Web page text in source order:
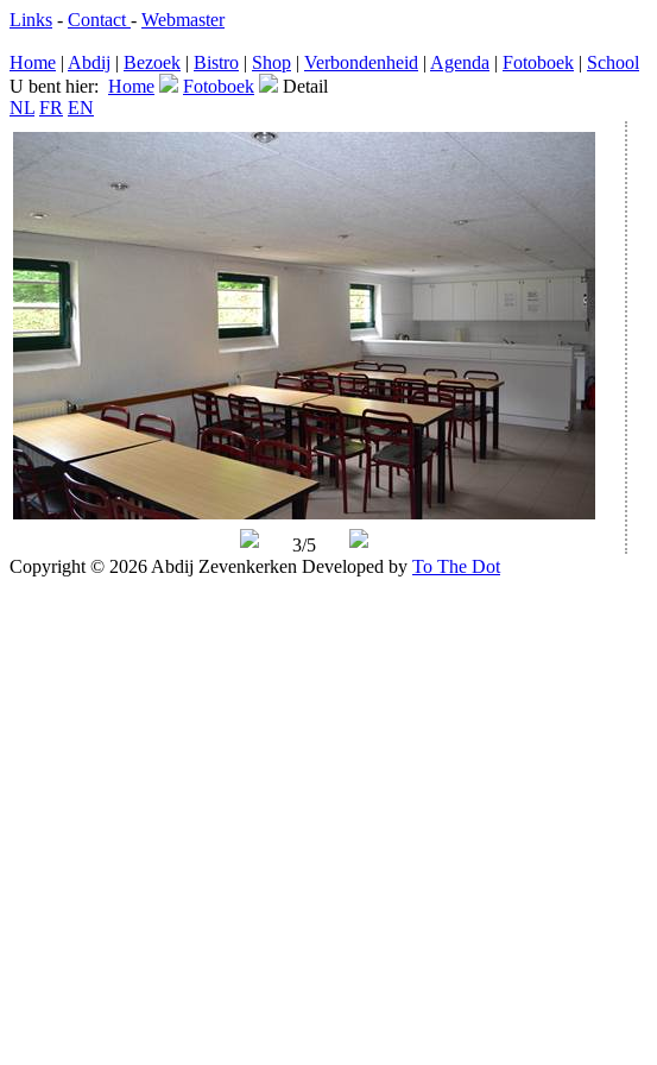
Links - Contact - Webmaster
Home | Abdij | Bezoek | Bistro | Shop | Verbondenheid | Agenda | Fotoboek | School
U bent hier: Home Fotoboek
Detail
NL FR EN
3/5
Copyright © 2026 Abdij Zevenkerken Developed by To The Dot